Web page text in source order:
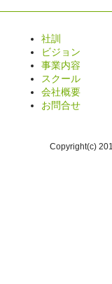
社訓
ビジョン
事業内容
スクール
会社概要
お問合せ
Copyright(c)